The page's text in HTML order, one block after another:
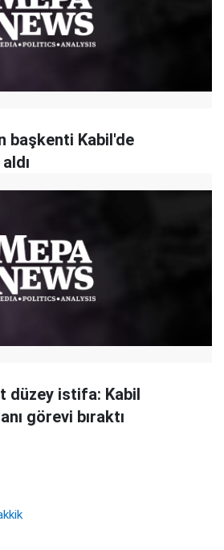
başkenti Kabil'de
düzey istifa: Kabil
görevi bıraktı